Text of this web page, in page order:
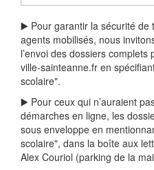
▶️ Pour garantir la sécurité de
agents mobilisés, nous
l’envoi des dossiers
ville-sainteanne.fr en
scolaire".
▶️ Pour ceux qui n’auraient
démarches en ligne, les
sous enveloppe en
scolaire", dans la boîte aux
Alex Couriol (parking de la